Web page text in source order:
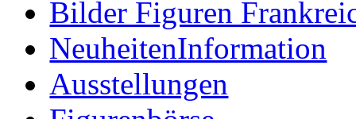
Bilder Figuren
NeuheitenInformation
Ausstellungen